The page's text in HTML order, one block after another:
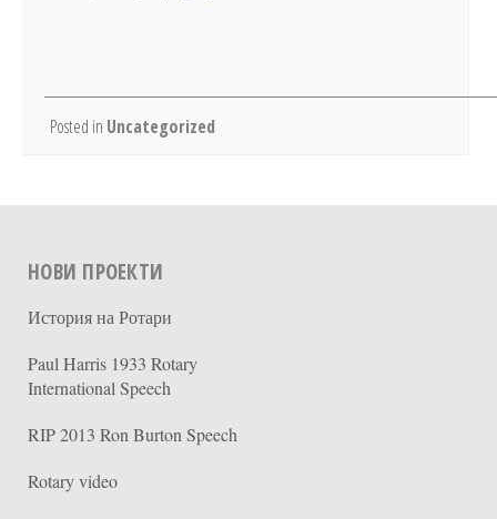
Posted in Uncategorized
НОВИ ПРОЕКТИ
История на Ротари
Paul Harris 1933 Rotary
International Speech
RIP 2013 Ron Burton Speech
Rotary video